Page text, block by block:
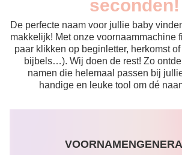
seconden!
De perfecte naam voor jullie baby
makkelijk! Met onze voornaammachine
paar klikken op beginletter, herkomst
bijbels…). Wij doen de rest! Zo
namen die helemaal passen bij
handige en leuke tool om dé